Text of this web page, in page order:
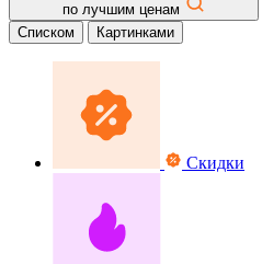
по лучшим ценам
Списком
Картинками
Скидки